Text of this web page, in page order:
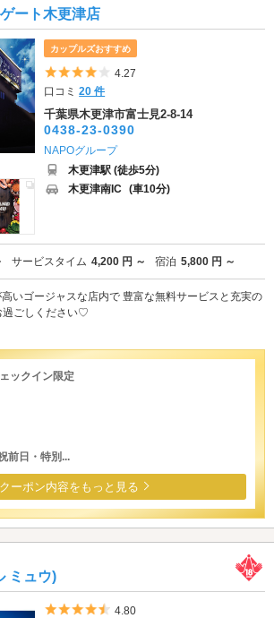
ート木更津店
カップルズおすすめ
5つ星のうち4
4.27
口コミ20 件
千葉県木更津市富士見2-8-14
0438-23-0390
NAPOグループ
木更津駅 (徒歩5分)
木更津南IC (車10分)
サービスタイム 4,200 円 ～ 宿泊 5,800 円 ～
いゴージャスな店内で 豊富な無料サービスと充実の
過ごしください♡
ックイン限定
前日・特別...
クーポン内容をもっと見る
ミュウ)
5つ星のうち4.5
4.80